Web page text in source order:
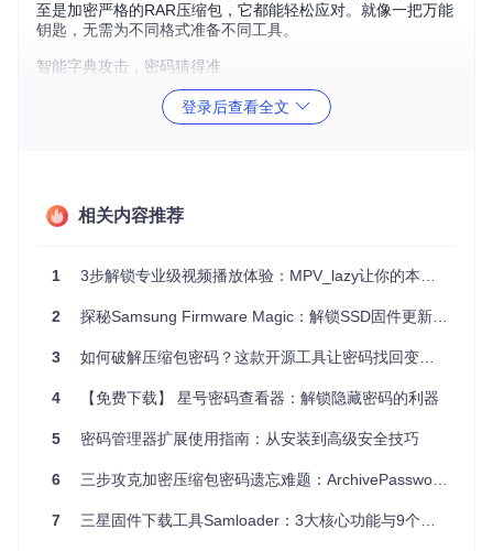
至是加密严格的RAR压缩包，它都能轻松应对。就像一把万能
钥匙，无需为不同格式准备不同工具。
智能字典攻击，密码猜得准
内置的智能分析引擎会根据常见密码规律自动生成测试组合，
比如生日日期、手机号段、常见单词变体等。你也可以导入自
体积不足5MB，运行时仅占用200MB内存，即便是多年前的老
响电脑正常使用。
实时进度展示，等待不焦虑
度，让你对破解过程心中有数。找到密码时会立即弹窗提示，
破解时间范围，帮你合理安排测试计划。比如提示"该密码可
登录后查看全文
相关内容推荐
1 3步解锁专业级视频播放体验：MPV_lazy让你的本地播放器性能飙升
2 探秘Samsung Firmware Magic：解锁SSD固件更新的神秘之门
3 如何破解压缩包密码？这款开源工具让密码找回变简单
4 【免费下载】 星号密码查看器：解锁隐藏密码的利器
5 密码管理器扩展使用指南：从安装到高级安全技巧
6 三步攻克加密压缩包密码遗忘难题：ArchivePasswordTestTool实战指南
7 三星固件下载工具Samloader：3大核心功能与9个实用技巧全解析